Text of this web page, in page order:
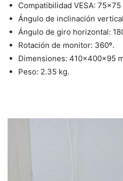
Compatibilidad VESA:
Ángulo de inclinación
Ángulo de giro horizontal:
Rotación de monitor: 360º.
Dimensiones: 410x400x95
Peso: 2.35 kg.